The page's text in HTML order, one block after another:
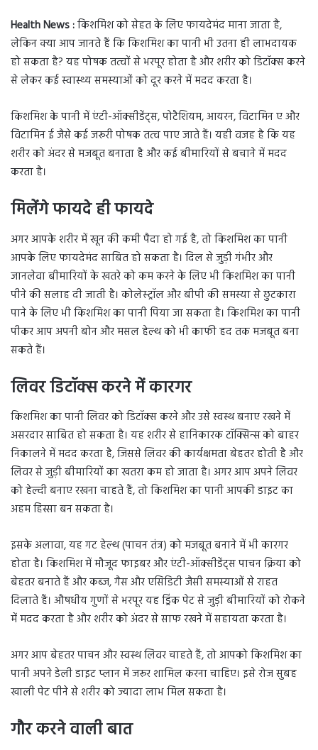
Health News :किशमिश को सेहत के लिए फायदेमंद माना जाता है,
लेकिन क्या आप जानते हैं कि किशमिश का पानी भी उतना ही लाभदायक
हो सकता है? यह पोषक तत्वों से भरपूर होता है और शरीर को डिटॉक्स करने
से लेकर कई स्वास्थ्य समस्याओं को दूर करने में मदद करता है।
किशमिश के पानी में एंटी-ऑक्सीडेंट्स, पोटैशियम, आयरन, विटामिन ए और
विटामिन ई जैसे कई जरूरी पोषक तत्व पाए जाते हैं। यही वजह है कि यह
शरीर को अंदर से मजबूत बनाता है और कई बीमारियों से बचाने में मदद
करता है।
मिलेंगे फायदे ही फायदे
अगर आपके शरीर में खून की कमी पैदा हो गई है, तो किशमिश का पानी
आपके लिए फायदेमंद साबित हो सकता है। दिल से जुड़ी गंभीर और
जानलेवा बीमारियों के खतरे को कम करने के लिए भी किशमिश का पानी
पीने की सलाह दी जाती है। कोलेस्ट्रॉल और बीपी की समस्या से छुटकारा
पाने के लिए भी किशमिश का पानी पिया जा सकता है। किशमिश का पानी
पीकर आप अपनी बोन और मसल हेल्थ को भी काफी हद तक मजबूत बना
सकते हैं।
लिवर डिटॉक्स करने में कारगर
किशमिश का पानी लिवर को डिटॉक्स करने और उसे स्वस्थ बनाए रखने में
असरदार साबित हो सकता है। यह शरीर से हानिकारक टॉक्सिन्स को बाहर
निकालने में मदद करता है, जिससे लिवर की कार्यक्षमता बेहतर होती है और
लिवर से जुड़ी बीमारियों का खतरा कम हो जाता है। अगर आप अपने लिवर
को हेल्दी बनाए रखना चाहते हैं, तो किशमिश का पानी आपकी डाइट का
अहम हिस्सा बन सकता है।
इसके अलावा, यह गट हेल्थ (पाचन तंत्र) को मजबूत बनाने में भी कारगर
होता है। किशमिश में मौजूद फाइबर और एंटी-ऑक्सीडेंट्स पाचन क्रिया को
बेहतर बनाते हैं और कब्ज, गैस और एसिडिटी जैसी समस्याओं से राहत
दिलाते हैं। औषधीय गुणों से भरपूर यह ड्रिंक पेट से जुड़ी बीमारियों को रोकने
में मदद करता है और शरीर को अंदर से साफ रखने में सहायता करता है।
अगर आप बेहतर पाचन और स्वस्थ लिवर चाहते हैं, तो आपको किशमिश का
पानी अपने डेली डाइट प्लान में जरूर शामिल करना चाहिए। इसे रोज सुबह
खाली पेट पीने से शरीर को ज्यादा लाभ मिल सकता है।
गौर करने वाली बात